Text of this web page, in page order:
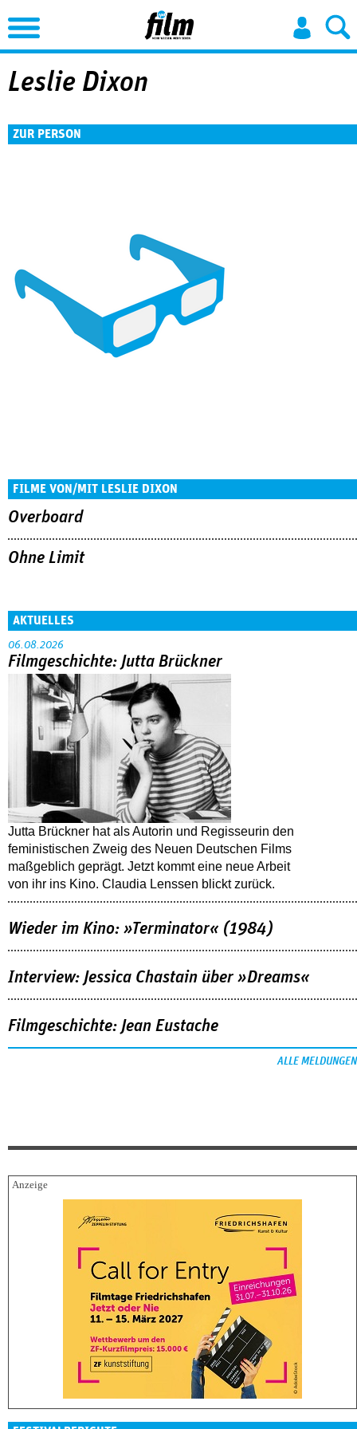
Jump to Navigation
Leslie Dixon
ZUR PERSON
FILME VON/MIT LESLIE DIXON
Overboard
Ohne Limit
AKTUELLES
06.08.2026
Filmgeschichte: Jutta Brückner
Jutta Brückner hat als Autorin und Regisseurin den
feministischen Zweig des Neuen Deutschen Films
maßgeblich geprägt. Jetzt kommt eine neue Arbeit
von ihr ins Kino. Claudia Lenssen blickt zurück.
Wieder im Kino: »Terminator« (1984)
Interview: Jessica Chastain über »Dreams«
Filmgeschichte: Jean Eustache
ALLE MELDUNGEN